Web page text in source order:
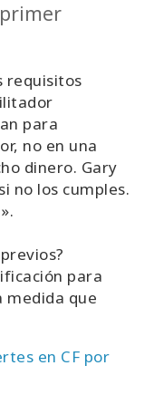
requisitos
para
no en una
dinero. Gary
no los cumples.
para
medida que
en CF por